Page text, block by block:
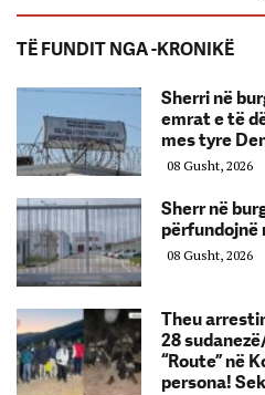
TË FUNDIT NGA -KRONIKË
Sherri në
emrat e të
mes tyre
08 Gusht, 2026
Sherr në
përfundojnë
08 Gusht, 2026
Theu
28
“Route” në
persona!